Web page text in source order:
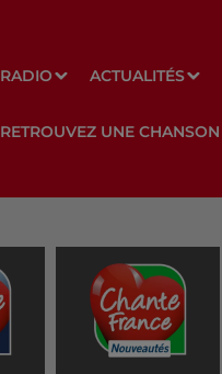
RADIO ACTUALITÉS
RETROUVEZ UNE CHANSON